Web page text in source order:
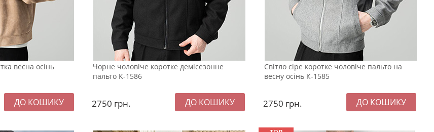
весна осінь
Чорне чоловіче коротке демісезонне
пальто К-1586
2750 грн.
Світло сіре коротке чоловіче пальто на
весну осінь К-1585
2750 грн.